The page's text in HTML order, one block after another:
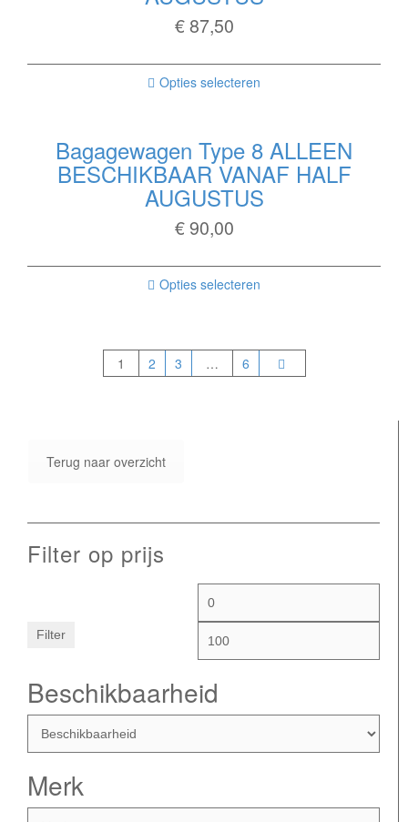
€87,50
Opties selecteren
Bagagewagen Type 8 ALLEEN
BESCHIKBAAR VANAF HALF
AUGUSTUS
€90,00
Opties selecteren
1 2 3 … 6
Terug naar overzicht
Filter op prijs
Filter
Beschikbaarheid
Merk